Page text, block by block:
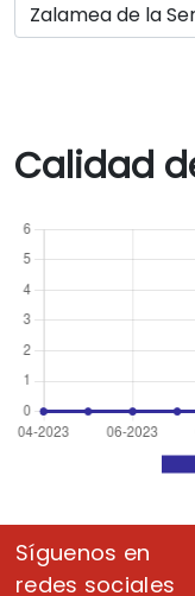
Calidad
Síguenos en
redes sociales